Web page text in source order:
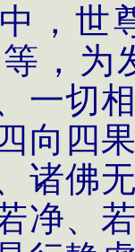
，世
，为
一切
向四
诸佛
净、